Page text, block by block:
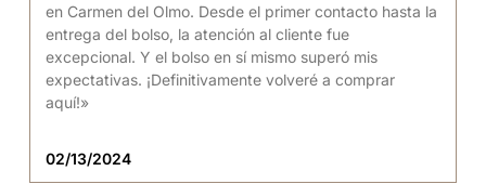
en Carmen del Olmo. Desde el primer contacto hasta la
entrega del bolso, la atención al cliente fue
excepcional. Y el bolso en sí mismo superó mis
expectativas. ¡Definitivamente volveré a comprar
aquí!»
02/13/2024